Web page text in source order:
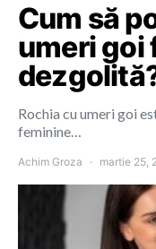
Cum să
umeri goi
Rochia cu umeri goi
feminine…
Achim Groza martie 25,